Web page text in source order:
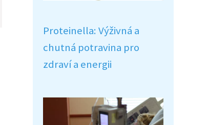
Proteinella: Výživná a
chutná potravina pro
zdraví a energii